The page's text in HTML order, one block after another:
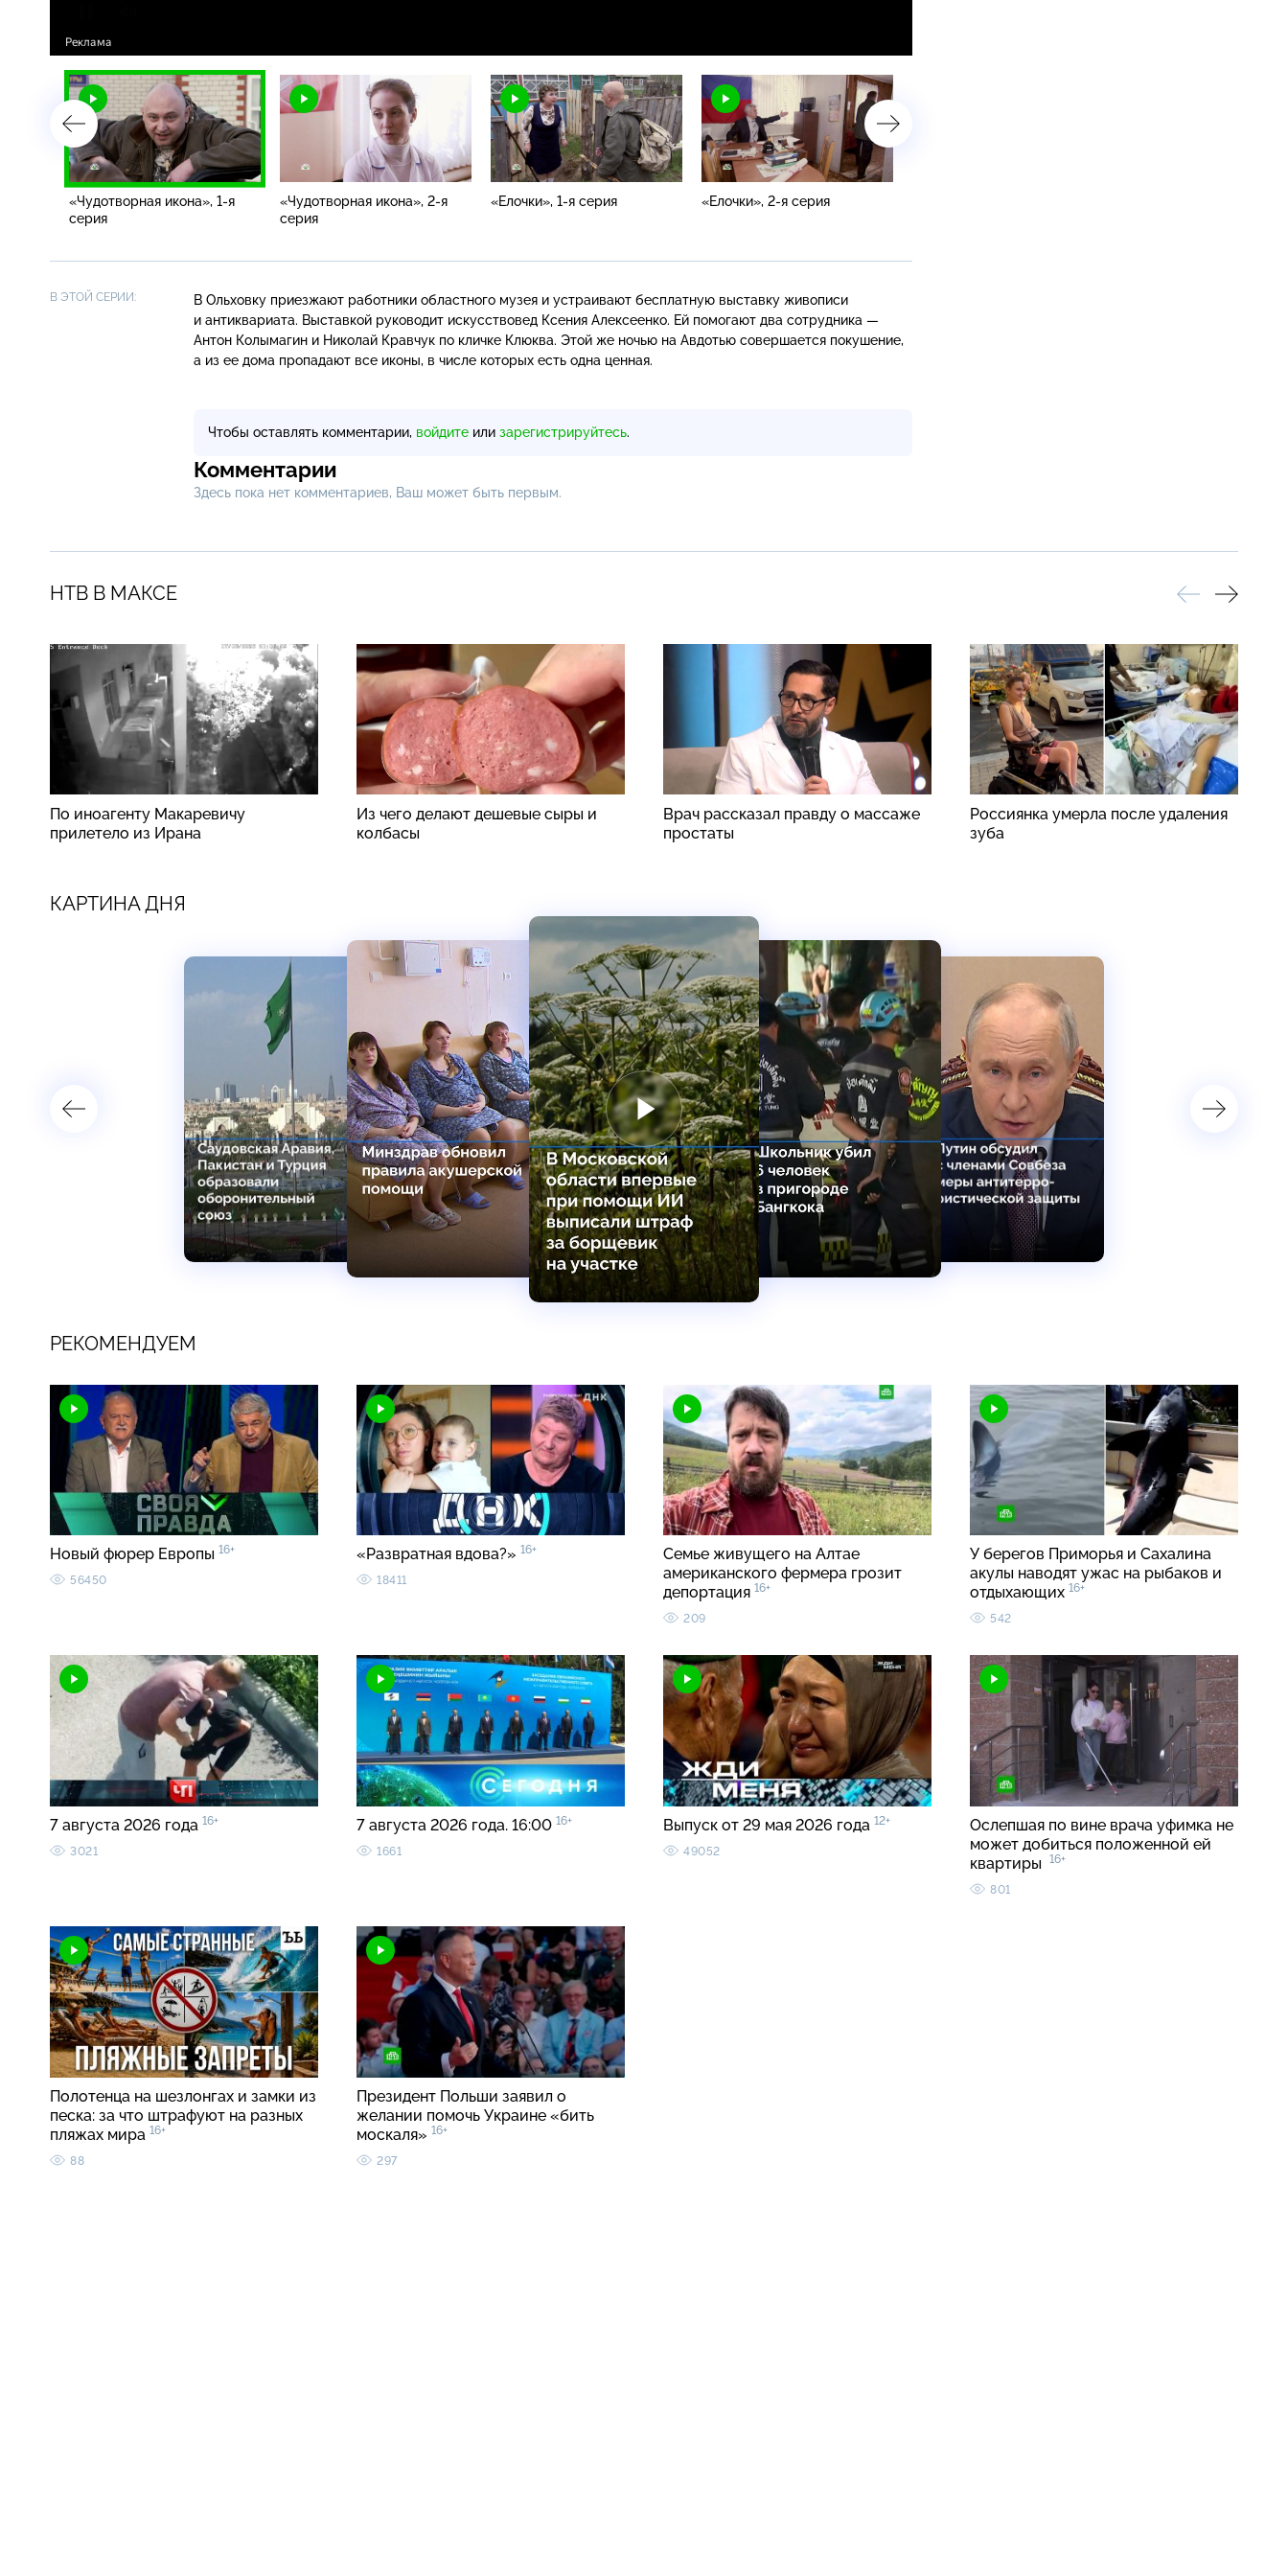
«Чудотворная икона», 1-я
серия
«Чудотворная икона», 2-я
серия
«Елочки», 1-я серия «Елочки», 2-я серия
В ЭТОЙ СЕРИИ:
В Ольховку приезжают работники областного музея и устраивают бесплатную выставку живописи
и антиквариата. Выставкой руководит искусствовед Ксения Алексеенко. Ей помогают два сотрудника —
Антон Колымагин и Николай Кравчук по кличке Клюква. Этой же ночью на Авдотью совершается покушение,
а из ее дома пропадают все иконы, в числе которых есть одна ценная.
Чтобы оставлять комментарии, войдите или зарегистрируйтесь.
Комментарии
Здесь пока нет комментариев, Ваш может быть первым.
НТВ В МАКСЕ
По иноагенту Макаревичу
прилетело из Ирана
Из чего делают дешевые сыры и
колбасы
Врач рассказал правду о массаже
простаты
Россиянка умерла после удаления
зуба
КАРТИНА ДНЯ
РЕКОМЕНДУЕМ
Новый фюрер Европы 16+
56450
«Развратная вдова?» 16+
18411
Семье живущего на Алтае
американского фермера грозит
депортация 16+
209
У берегов Приморья и Сахалина
акулы наводят ужас на рыбаков и
отдыхающих 16+
542
7 августа 2026 года 16+
3021
7 августа 2026 года. 16:00 16+
1661
Выпуск от 29 мая 2026 года 12+
49052
Ослепшая по вине врача уфимка не
может добиться положенной ей
квартиры
16+
801
Полотенца на шезлонгах и замки из
песка: за что штрафуют на разных
пляжах мира 16+
88
Президент Польши заявил о
желании помочь Украине «бить
москаля» 16+
297